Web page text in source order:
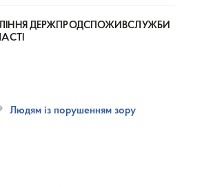
ДЕРЖПРОДСПОЖИВСЛУЖБИ
Людям із порушенням зору